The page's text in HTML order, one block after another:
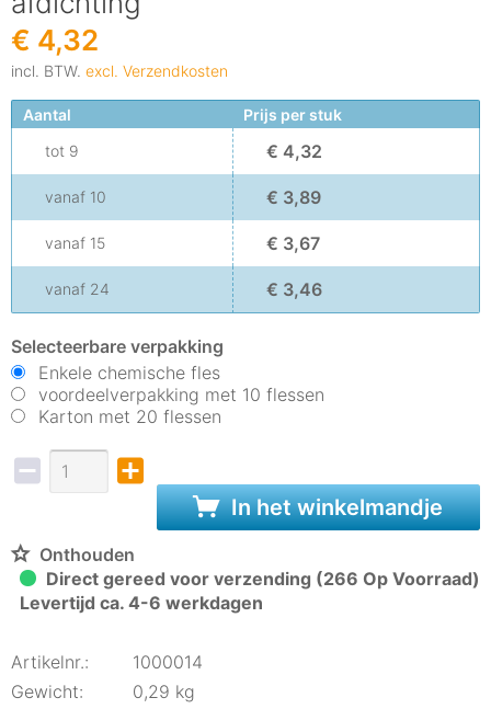
€ 4,32
incl. BTW. excl. Verzendkosten
Aantal
Prijs per stuk
tot 9 € 4,32
vanaf 10 € 3,89
vanaf 15 € 3,67
vanaf 24 € 3,46
Selecteerbare verpakking
Enkele chemische fles
voordeelverpakking met 10 flessen
Karton met 20 flessen
In het winkelmandje
Onthouden
Direct gereed voor verzending (266 Op Voorraad)
Levertijd ca. 4-6 werkdagen
Artikelnr.:
1000014
Gewicht:
0,29 kg